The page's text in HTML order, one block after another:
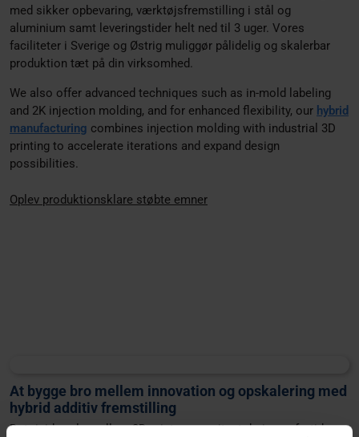
med sikker opbevaring, værktøjsfremstilling i stål og
aluminium samt leveringstider helt ned til 3 uger. Vores
faciliteter i Sverige og Østrig muliggør pålidelig og skalerbar
produktion tæt på din virksomhed.
We also offer advanced techniques such as in-mold labeling
and 2K injection molding, and for enhanced flexibility, our hybrid
manufacturing combines injection molding with industrial 3D
printing to accelerate iterations and expand design
possibilities.
Oplev produktionsklare støbte emner
At bygge bro mellem innovation og opskalering med
hybrid additiv fremstilling
Det rigide valg mellem 3D print og sprøjtestøbning er fortid.